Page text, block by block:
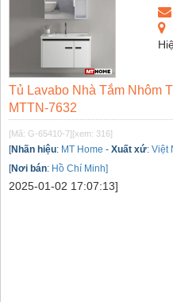
Tủ Lavabo Nhà Tắm Nhôm
MTTN-7632
[Mã: G-65410-7] [xem: 316]
[Nhãn hiệu: MT Home - Xuất xứ: Việt
[Nơi bán: Hồ Chí Minh]
2025-01-02 17:07:13]